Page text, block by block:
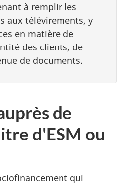
à remplir les
aux télévirements, y
en matière de
des clients, de
de documents.
de
d'ESM ou
qui